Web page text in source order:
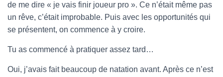
de me dire « je vais finir joueur pro ». Ce n’était même pas
un rêve, c’était improbable. Puis avec les opportunités qui
se présentent, on commence à y croire.
Tu as commencé à pratiquer assez tard…
Oui, j’avais fait beaucoup de natation avant. Après ce n’est